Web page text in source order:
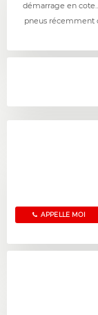
démarrage en
pneus récemment
APPELLE MOI